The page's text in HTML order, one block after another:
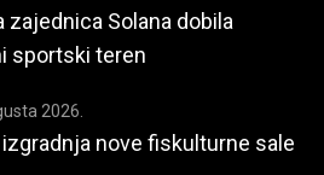
zajednica Solana dobila
sportski teren
2026.
izgradnja nove fiskulturne sale